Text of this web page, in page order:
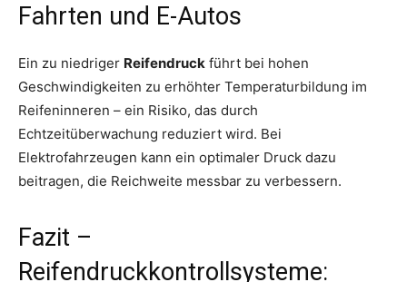
Fahrten und E-Autos
Ein zu niedriger Reifendruck führt bei hohen
Geschwindigkeiten zu erhöhter Temperaturbildung im
Reifeninneren – ein Risiko, das durch
Echtzeitüberwachung reduziert wird. Bei
Elektrofahrzeugen kann ein optimaler Druck dazu
beitragen, die Reichweite messbar zu verbessern.
Fazit –
Reifendruckkontrollsysteme: